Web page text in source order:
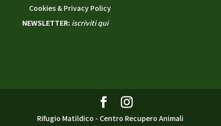
Cookies & Privacy Policy
NEWSLETTER: iscriviti qui
Rifugio Matildico - Centro Recupero Animali